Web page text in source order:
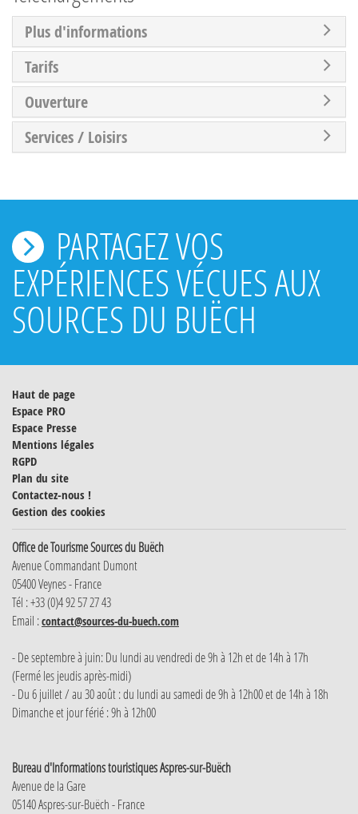
Plus d'informations
Tarifs
Ouverture
Services / Loisirs
PARTAGEZ VOS
EXPÉRIENCES VÉCUES AUX
SOURCES DU BUËCH
Haut de page
Espace PRO
Espace Presse
Mentions légales
RGPD
Plan du site
Contactez-nous !
Gestion des cookies
Office de Tourisme Sources du Buëch
Avenue Commandant Dumont
05400 Veynes - France
Tél : +33 (0)4 92 57 27 43
Email :contact@sources-du-buech.com
- De septembre à juin: Du lundi au vendredi de 9h à 12h et de 14h à 17h
(Fermé les jeudis après-midi)
- Du 6 juillet / au 30 août : du lundi au samedi de 9h à 12h00 et de 14h à 18h
Dimanche et jour férié : 9h à 12h00
Bureau d'Informations touristiques Aspres-sur-Buëch
Avenue de la Gare
05140 Aspres-sur-Buëch - France